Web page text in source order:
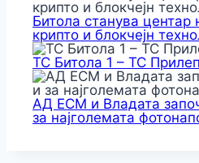
Битола станува
крипто и блокчејн
ТС Битола 1 – ТС
АД ЕСМ и Владата
за најголемата